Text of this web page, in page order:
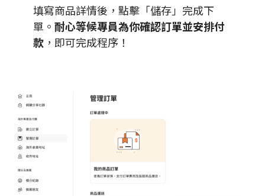
填寫商品詳情後，點擊「儲存」完成下
單。 耐心等候專員為你確認訂單並安排付
款 ，即可完成程序！